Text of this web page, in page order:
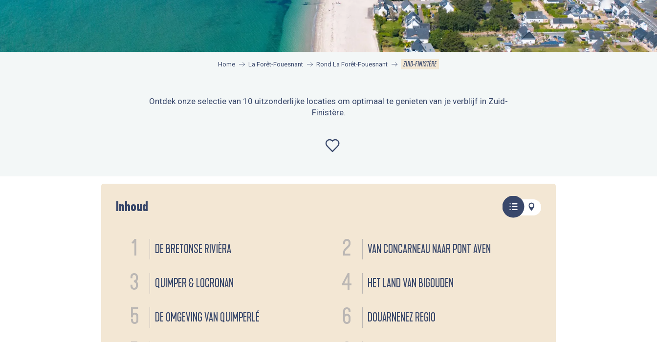
Home La Forêt-Fouesnant Rond La Forêt-Fouesnant ZUID-FINISTÈRE
Ontdek onze selectie van 10 uitzonderlijke locaties om optimaal te genieten van je verblijf in Zuid-
Finistère.
Ajouter aux favoris
Inhoud
1 DE BRETONSE RIVIÈRA 2 VAN CONCARNEAU NAAR PONT AVEN
3 QUIMPER & LOCRONAN 4 HET LAND VAN BIGOUDEN
5 DE OMGEVING VAN QUIMPERLÉ 6 DOUARNENEZ REGIO